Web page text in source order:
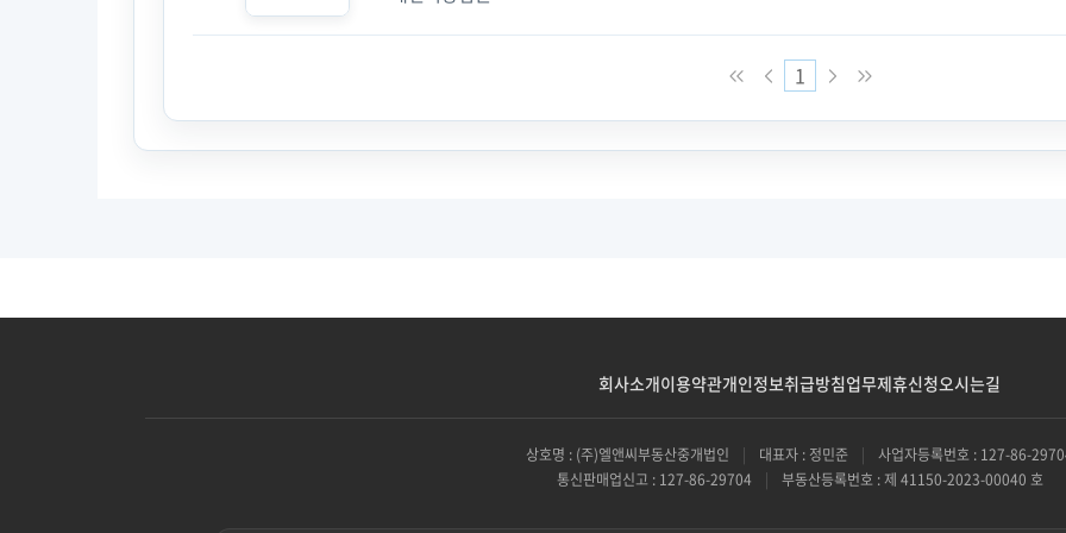
1
회사소개이용약관개인정보취급방침업무제휴신청오시는길
상호명 : (주)엘앤씨부동산중개법인 | 대표자 : 정민준 |
사업자등록번호 : 127-86-
통신판매업신고 : 127-86-29704
| 부동산등록번호 : 제 41150-2023-00040 호